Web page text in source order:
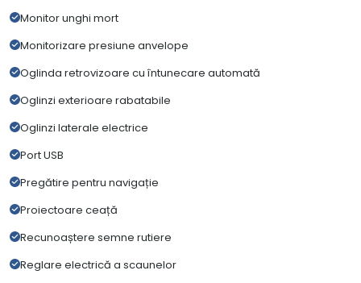
Monitor unghi mort
Monitorizare presiune anvelope
Oglinda retrovizoare cu întunecare automată
Oglinzi exterioare rabatabile
Oglinzi laterale electrice
Port USB
Pregătire pentru navigație
Proiectoare ceață
Recunoaștere semne rutiere
Reglare electrică a scaunelor